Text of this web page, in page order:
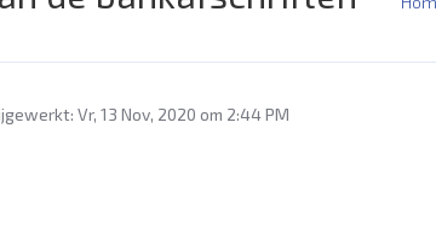
Vr, 13 Nov, 2020 om 2:44 PM